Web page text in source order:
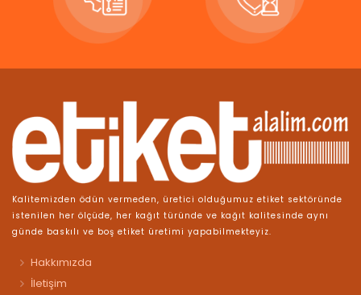
Kalitemizden ödün vermeden, üretici olduğumuz etiket sektöründe
istenilen her ölçüde, her kağıt türünde ve kağıt kalitesinde aynı
günde baskılı ve boş etiket üretimi yapabilmekteyiz.
Hakkımızda
İletişim